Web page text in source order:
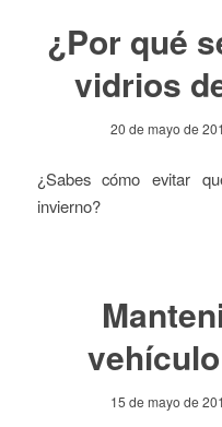
¿Por qué
vidrios
20 de mayo de
¿Sabes cómo evitar
invierno?
15 de mayo de